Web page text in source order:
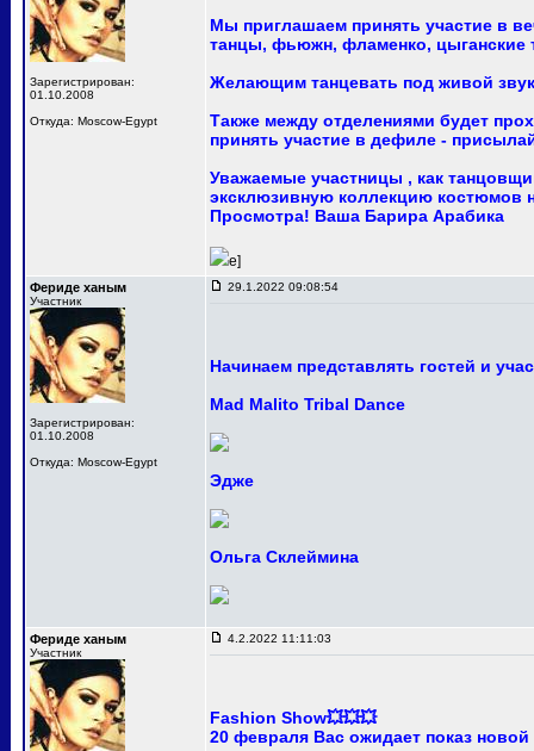
Зарегистрирован:
01.10.2008
Откуда: Moscow-Egypt
Мы приглашаем принять участие в
танцы, фьюжн, фламенко, цыганские
Желающим танцевать под живой
Также между отделениями будет
принять участие в дефиле -
Уважаемые участницы , как
эксклюзивную коллекцию костюмов
Просмотра! Ваша Барира Арабика
e]
Фериде ханым
Участник
Зарегистрирован:
01.10.2008
Откуда: Moscow-Egypt
29.1.2022 09:08:54
Начинаем представлять гостей и
Mad Malito Tribal Dance
Эдже
Ольга Склеймина
Фериде ханым
Участник
4.2.2022 11:11:03
Fashion Show💥💥💥
20 февраля Вас ожидает показ